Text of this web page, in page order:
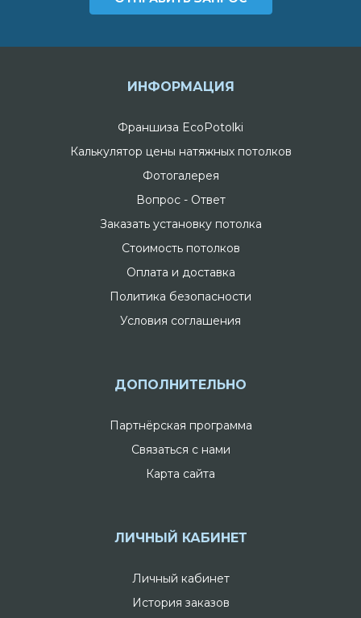
ИНФОРМАЦИЯ
Франшиза EcoPotolki
Калькулятор цены натяжных потолков
Фотогалерея
Вопрос - Ответ
Заказать установку потолка
Стоимость потолков
Оплата и доставка
Политика безопасности
Условия соглашения
ДОПОЛНИТЕЛЬНО
Партнёрская программа
Связаться с нами
Карта сайта
ЛИЧНЫЙ КАБИНЕТ
Личный кабинет
История заказов